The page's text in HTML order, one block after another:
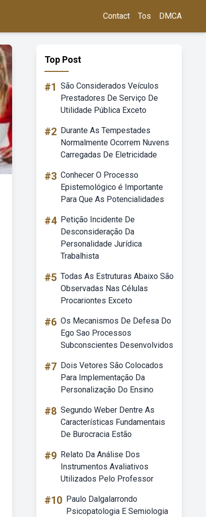
Contact Tos DMCA
Top Post
#1 São Considerados Veículos
Prestadores De Serviço De
Utilidade Pública Exceto
#2 Durante As Tempestades
Normalmente Ocorrem Nuvens
Carregadas De Eletricidade
#3 Conhecer O Processo
Epistemológico é Importante
Para Que As Potencialidades
#4 Petição Incidente De
Desconsideração Da
Personalidade Jurídica
Trabalhista
#5 Todas As Estruturas Abaixo São
Observadas Nas Células
Procariontes Exceto
#6 Os Mecanismos De Defesa Do
Ego Sao Processos
Subconscientes Desenvolvidos
#7 Dois Vetores São Colocados
Para Implementação Da
Personalização Do Ensino
#8 Segundo Weber Dentre As
Características Fundamentais
De Burocracia Estão
#9 Relato Da Análise Dos
Instrumentos Avaliativos
Utilizados Pelo Professor
#10 Paulo Dalgalarrondo
Psicopatologia E Semiologia